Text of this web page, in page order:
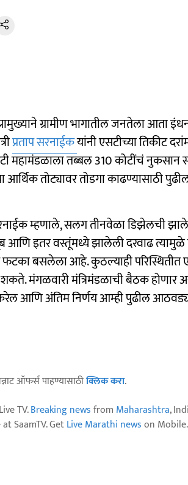
प्रामुख्याने ग्रामीण भागातील जनतेला आता
प्रताप सरनाईकयांनी एसटीच्या तिकीट
महामंडळाला तब्बल 310 कोटींचं नुकसान
आर्थिक तोट्यावर तोडगा काढण्यासाठी
सरनाईक म्हणाले, सलग तीनवेळा डिझेलची
आणि इतर वस्तूंमध्ये झालेली दरवाढ
फटका बसलेला आहे. कुठल्याही
मंगळवारी मंत्रिमंडळाची बैठक होणार
आणि अंतिम निर्णय आम्ही पुढील
ऑफर्स पाहण्यासाठीक्लिक करा.
TV.Breaking newsfrom Maharashtra,
SaamTV. GetLive Marathi newson